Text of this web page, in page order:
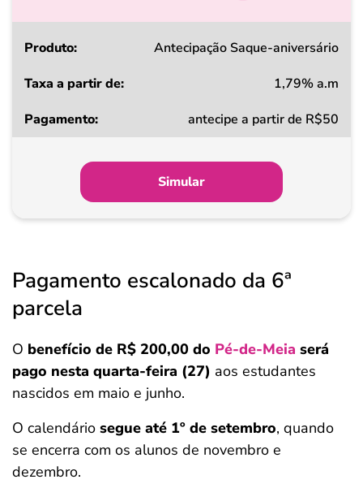
Produto
a
Pagamento
Antecipação Saque-aniversário
1,79% a.m
antecipe a partir de R$50
Simular
Pagamento escalonado da 6ª
parcela
O benefício de R$ 200,00 do Pé-de-Meia será
pago nesta quarta-feira (27) aos estudantes
nascidos em maio e junho.
O calendário segue até 1º de setembro, quando
se encerra com os alunos de novembro e
dezembro.